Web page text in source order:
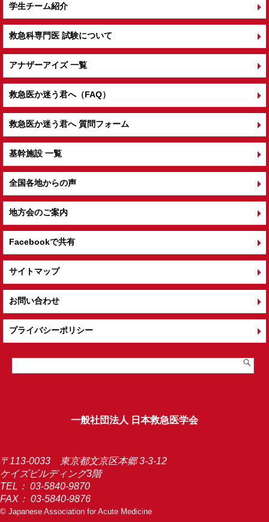
学生チーム紹介
救急科専門医 試験について
アナザーアイズ 一覧
救急医か迷う君へ（FAQ）
救急医か迷う君へ 質問フォーム
基幹施設 一覧
全国各地からの声
地方会のご案内
Facebookで共有
サイトマップ
お問い合わせ
プライバシーポリシー
一般社団法人 日本救急医学会
〒113-0033 東京都文京区本郷 3-3-12
ケイズビルディング3階
TEL： 03-5840-9870
FAX： 03-5840-9876
© Japanese Association for Acute Medicine